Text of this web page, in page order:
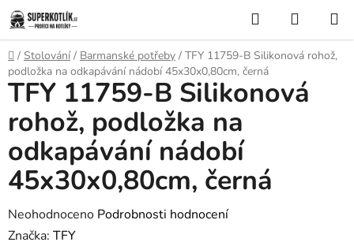
Přejít
na
obsah
Hledat
KOŠÍK
Domů
/ Stolování / Barmanské potřeby / TFY 11759-B Silikonová rohož,
podložka na odkapávání nádobí 45x30x0,80cm, černá
TFY 11759-B Silikonová
rohož, podložka na
odkapávání nádobí
45x30x0,80cm, černá
Průměrné
hodnocení
Neohodnoceno Podrobnosti hodnocení
Značka: TFY